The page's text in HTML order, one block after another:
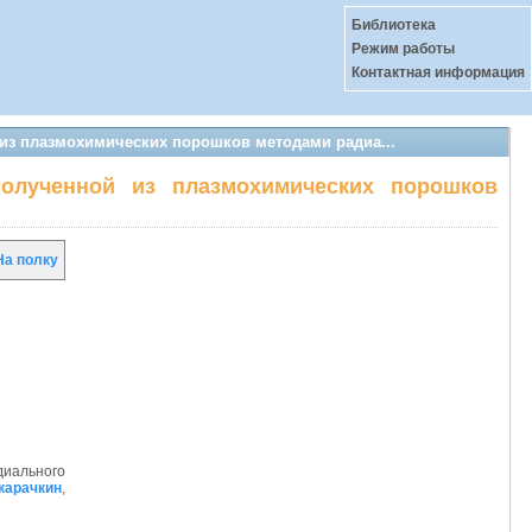
Библиотека
Режим работы
Контактная информация
плазмохимических порошков методами радиа...
из плазмохимических порошков
полку
,